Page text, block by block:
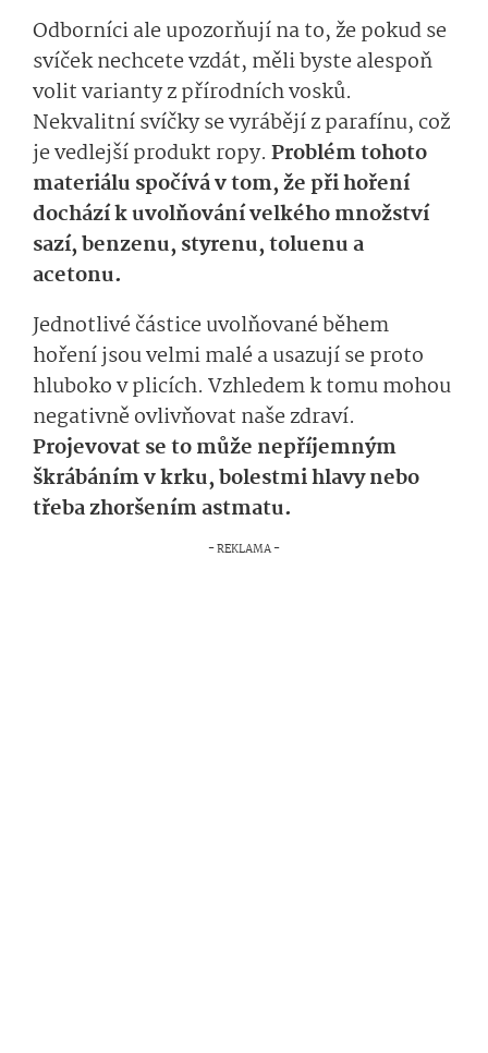
Odborníci ale upozorňují na to, že pokud se
svíček nechcete vzdát, měli byste alespoň
volit varianty z přírodních vosků.
Nekvalitní svíčky se vyrábějí z parafínu, což
je vedlejší produkt ropy. Problém tohoto
materiálu spočívá v tom, že při hoření
dochází k uvolňování velkého množství
sazí, benzenu, styrenu, toluenu a
acetonu.
Jednotlivé částice uvolňované během
hoření jsou velmi malé a usazují se proto
hluboko v plicích. Vzhledem k tomu mohou
negativně ovlivňovat naše zdraví.
Projevovat se to může nepříjemným
škrábáním v krku, bolestmi hlavy nebo
třeba zhoršením astmatu.